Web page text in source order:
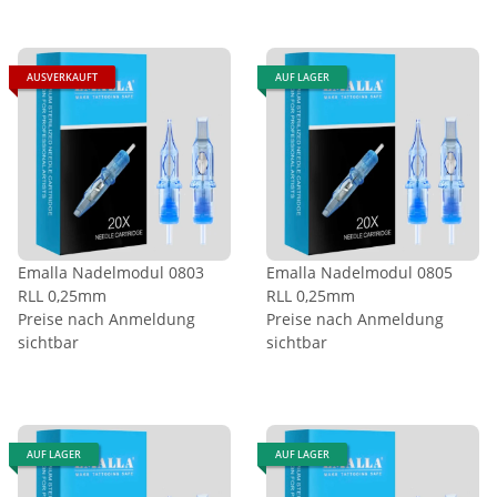
AUSVERKAUFT
Emalla Nadelmodul 0803
RLL 0,25mm
Preise nach Anmeldung
sichtbar
AUF LAGER
Emalla Nadelmodul 0805
RLL 0,25mm
Preise nach Anmeldung
sichtbar
AUF LAGER AUF LAGER